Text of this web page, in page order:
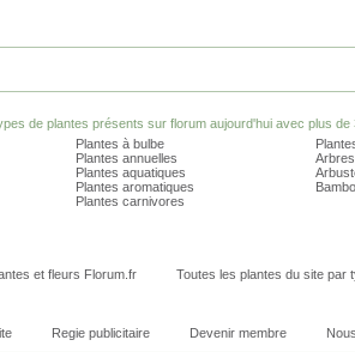
de plantes présents sur florum aujourd'hui avec plus de
Plantes à bulbe
Plantes annuelles
Plantes aquatiques
Plantes aromatiques
Plantes carnivores
et fleurs Florum.fr Toutes les plantes du site par
Regie publicitaire Devenir membre